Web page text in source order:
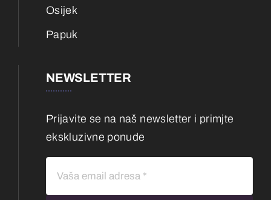
Osijek
Papuk
NEWSLETTER
Prijavite se na naš newsletter i primjte
ekskluzivne ponude